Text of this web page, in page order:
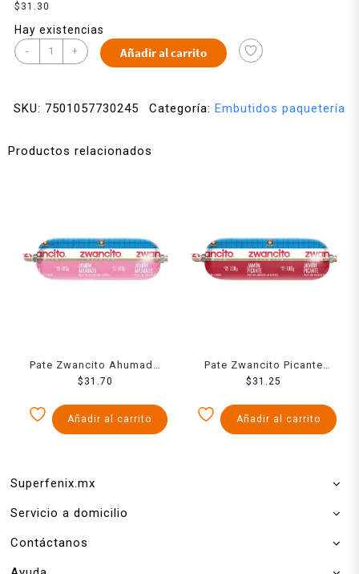
$ 31.30
Hay existencias
- + Añadir al carrito
SKU: 7501057730245 Categoría: Embutidos paquetería
Productos relacionados
Pate Zwancito Ahumado
100 Grs
$ 31.70
Añadir al carrito
Pate Zwancito Picante
Chipotle 100 Grs
$ 31.25
Añadir al carrito
Superfenix.mx
Servicio a domicilio
Contáctanos